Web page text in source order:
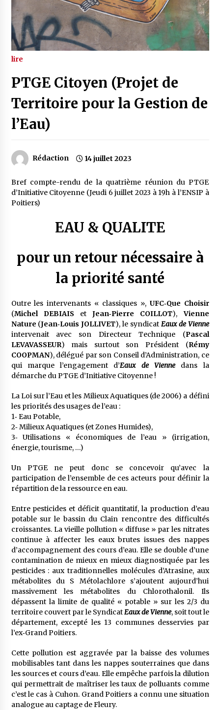
lire
PTGE Citoyen (Projet de
Territoire pour la Gestion de
l’Eau)
Rédaction 14 juillet 2023
Bref compte-rendu de la quatrième réunion du PTGE
d’Initiative Citoyenne (Jeudi 6 juillet 2023 à 19h à l’ENSIP à
Poitiers)
EAU & QUALITE
pour un retour nécessaire à
la priorité santé
Outre les intervenants « classiques », UFC‐Que Choisir
(Michel DEBIAIS etJean‐Pierre COILLOT),Vienne
Nature (Jean‐Louis JOLLIVET), le syndicat Eaux de Vienne
intervenait avec son Directeur Technique (Pascal
LEVAVASSEUR) mais surtout son Président (Rémy
COOPMAN), délégué par son Conseil d’Administration, ce
qui marque l’engagement d’Eaux de Viennedans la
démarche du PTGE d’Initiative Citoyenne !
La Loi sur l’Eau et les Milieux Aquatiques (de 2006) a défini
les priorités des usages de l’eau :
1‐ Eau Potable,
2‐ Milieux Aquatiques (et Zones Humides),
3‐ Utilisations « économiques de l’eau » (irrigation,
énergie, tourisme, …)
Un PTGE ne peut donc se concevoir qu’avec la
participation de l’ensemble de ces acteurs pour définir la
répartition de la ressource en eau.
Entre pesticides et déficit quantitatif, la production d’eau
potable sur le bassin du Clain rencontre des difficultés
croissantes. La vieille pollution « diffuse » par les nitrates
continue à affecter les eaux brutes issues des nappes
d’accompagnement des cours d’eau. Elle se double d’une
contamination de mieux en mieux diagnostiquée par les
pesticides : aux traditionnelles molécules d’Atrasine, aux
métabolites du S Métolachlore s’ajoutent aujourd’hui
massivement les métabolites du Chlorothalonil. Ils
dépassent la limite de qualité « potable » sur les 2/3 du
territoire couvert par le SyndicatEaux de Vienne, soit tout le
département, excepté les 13 communes desservies par
l’ex‐Grand Poitiers.
Cette pollution est aggravée par la baisse des volumes
mobilisables tant dans les nappes souterraines que dans
les sources et cours d’eau. Elle empêche parfois la dilution
qui permettrait de maîtriser les taux de polluants comme
c’est le cas à Cuhon. Grand Poitiers a connu une situation
analogue au captage de Fleury.